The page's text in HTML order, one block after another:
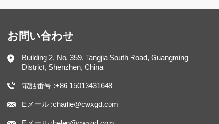
お問い合わせ
Building 2, No. 359, Tangjia South Road, Guangming
District, Shenzhen, China
電話番号 :+86 15013431648
Eメール :charlie@cwxgd.com